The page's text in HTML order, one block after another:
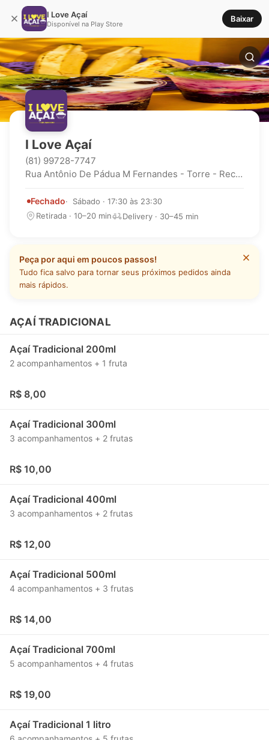
I Love Açaí
Disponível na Play Store
Baixar
I Love Açaí
(81) 99728-7747
Rua Antônio De Pádua M Fernandes - Torre - Recife - Pe
Fechado
Sábado · 17:30 às 23:30
Retirada · 10–20 min
Delivery · 30–45 min
Peça por aqui em poucos passos!
Tudo fica salvo para tornar seus próximos pedidos ainda
mais rápidos.
AÇAÍ TRADICIONAL
Açaí Tradicional 200ml
2 acompanhamentos + 1 fruta
R$ 8,00
Açaí Tradicional 300ml
3 acompanhamentos + 2 frutas
R$ 10,00
Açaí Tradicional 400ml
3 acompanhamentos + 2 frutas
R$ 12,00
Açaí Tradicional 500ml
4 acompanhamentos + 3 frutas
R$ 14,00
Açaí Tradicional 700ml
5 acompanhamentos + 4 frutas
R$ 19,00
Açaí Tradicional 1 litro